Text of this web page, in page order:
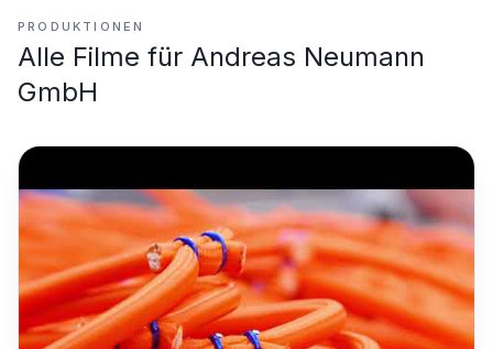
PRODUKTIONEN
Alle Filme für Andreas Neumann
GmbH